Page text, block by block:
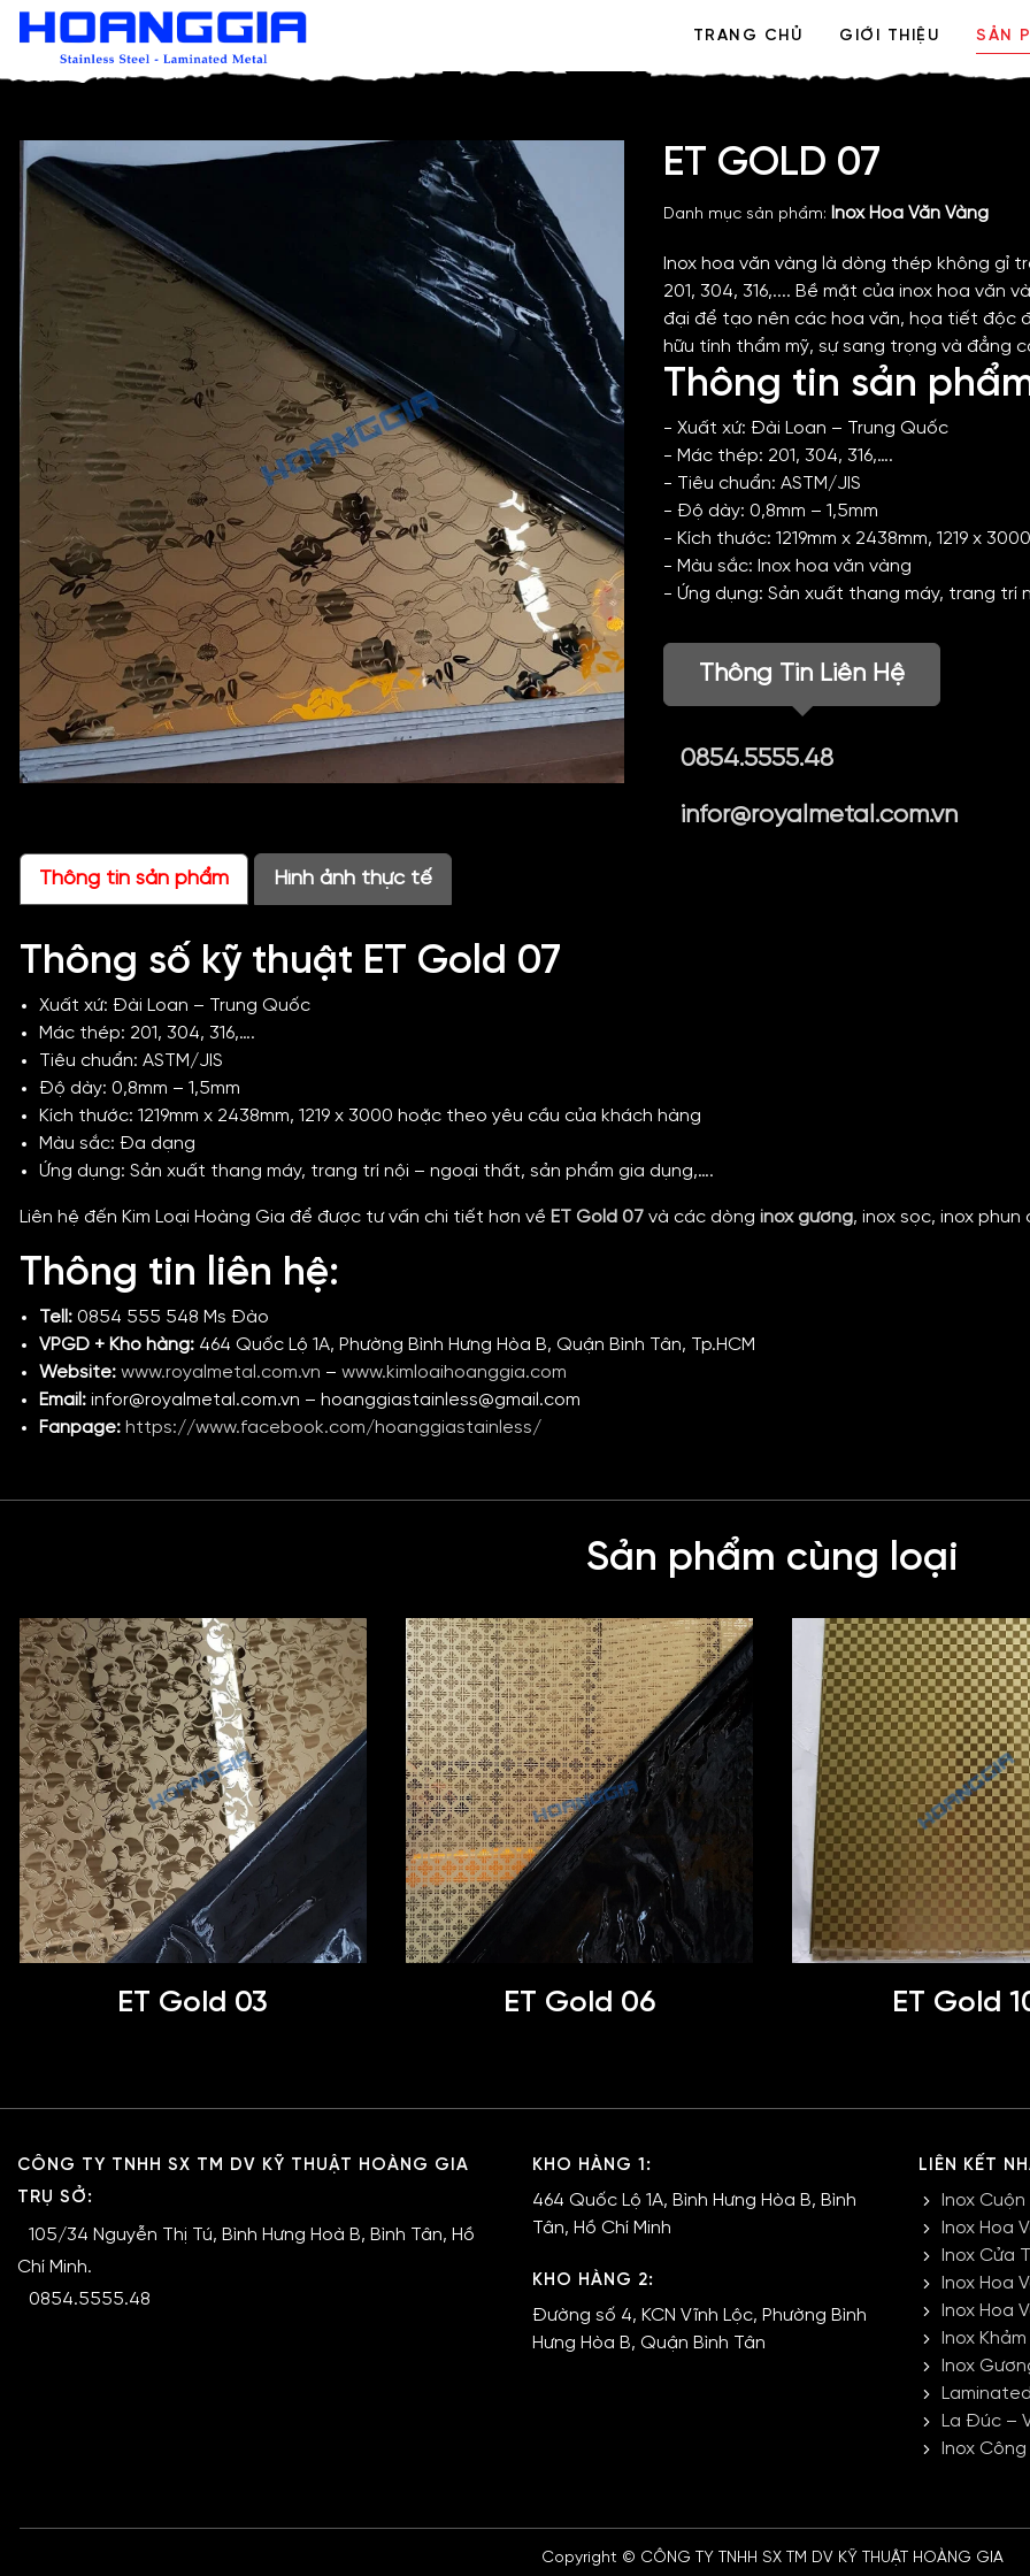
TRANG CHỦ GIỚI THIỆU SẢN
ET GOLD 07
Danh mục sản phẩm:Inox Hoa Văn Vàng
Inox hoa văn vàng là dòng thép không gỉ
201, 304, 316,.... Bề mặt của inox hoa văn
đại để tạo nên các hoa văn, họa tiết độc
hữu tính thẩm mỹ, sự sang trọng và đẳng
Thông tin sản
- Xuất xứ: Đài Loan – Trung Quốc
- Mác thép: 201, 304, 316,….
- Tiêu chuẩn: ASTM/JIS
- Độ dày: 0,8mm – 1,5mm
- Kích thước: 1219mm x 2438mm, 1219 x
- Màu sắc: Inox hoa văn vàng
- Ứng dụng: Sản xuất thang máy, trang trí
Thông Tin Liên Hệ
0854.5555.48
infor@royalmetal.com.vn
Thông tin sản phẩm Hình ảnh thực tế
Thông số kỹ thuật ET Gold 07
Xuất xứ: Đài Loan – Trung Quốc
Mác thép: 201, 304, 316,….
Tiêu chuẩn: ASTM/JIS
Độ dày: 0,8mm – 1,5mm
Kích thước: 1219mm x 2438mm, 1219 x 3000 hoặc theo yêu cầu của khách hàng
Màu sắc: Đa dạng
Ứng dụng: Sản xuất thang máy, trang trí nội – ngoại thất, sản phẩm gia dụng,….
Liên hệ đến Kim Loại Hoàng Gia để được tư vấn chi tiết hơn về ET Gold 07 và các dòng inox gương, inox sọc, inox phun
Thông tin liên hệ:
Tell: 0854 555 548 Ms Đào
VPGD + Kho hàng: 464 Quốc Lộ 1A, Phường Bình Hưng Hòa B, Quận Bình Tân, Tp.HCM
Website: www.royalmetal.com.vn – www.kimloaihoanggia.com
Email: infor@royalmetal.com.vn – hoanggiastainless@gmail.com
Fanpage: https://www.facebook.com/hoanggiastainless/
Sản phẩm cùng loại
ET Gold 03 ET Gold 06 ET Gold
CÔNG TY TNHH SX TM DV KỸ THUẬT HOÀNG GIA
TRỤ SỞ:
105/34 Nguyễn Thị Tú, Bình Hưng Hoà B, Bình Tân, Hồ
Chí Minh.
0854.5555.48
KHO HÀNG 1:
464 Quốc Lộ 1A, Bình Hưng Hòa B, Bình
Tân, Hồ Chí Minh
KHO HÀNG 2:
Đường số 4, KCN Vĩnh Lộc, Phường Bình
Hưng Hòa B, Quận Bình Tân
LIÊN KẾT
Inox
Inox Hoa
Inox Cửa
Inox Hoa
Inox Hoa
Inox
Inox
La Đúc –
Inox
Copyright © CÔNG TY TNHH SX TM DV KỸ THUẬT HOÀNG GIA